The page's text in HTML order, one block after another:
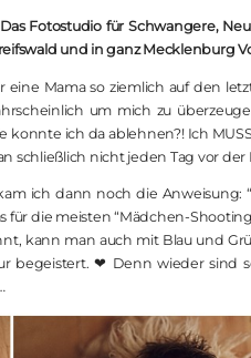
Fotostudio für Schwangere,
und in ganz Mecklenburg
eine Mama so ziemlich auf den
um mich zu
konnte ich da ablehnen?! Ich
schließlich nicht jeden Tag vor der
ich dann noch die Anweisung:
für die meisten “Mädchen-
kann man auch mit Blau und
begeistert. ❤ Denn wieder sind